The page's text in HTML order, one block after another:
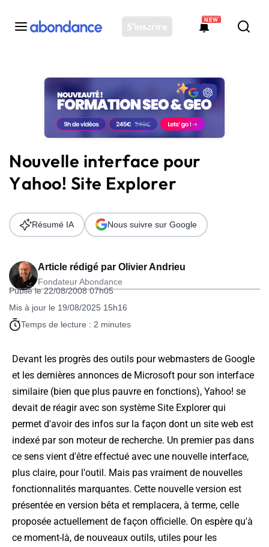
S'inscrire
NEW
Toutes les actus
Actus SEO
Plateforme
Solutions
Ressources
Audit SEO
Nouvelle interface pour
Yahoo! Site Explorer
Article rédigé par Olivier Andrieu
Fondateur Abondance
Publié le 22/08/2008 07h05
Mis à jour le 19/08/2025 15h16
Temps de lecture : 2 minutes
Résumé IA Nous suivre sur Google
Devant les progrès des outils pour webmasters de Google
et les dernières annonces de Microsoft pour son interface
similaire (bien que plus pauvre en fonctions), Yahoo! se
devait de réagir avec son système Site Explorer qui
permet d'avoir des infos sur la façon dont un site web est
indexé par son moteur de recherche. Un premier pas dans
ce sens vient d'être effectué avec une nouvelle interface,
plus claire, pour l'outil. Mais pas vraiment de nouvelles
fonctionnalités marquantes. Cette nouvelle version est
présentée en version bêta et remplacera, à terme, celle
proposée actuellement de façon officielle. On espère qu'à
ce moment-là, de nouveaux outils, utiles pour les